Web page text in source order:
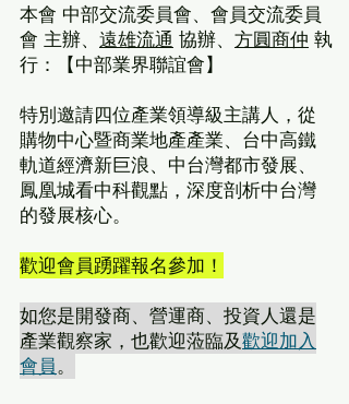
本會 中部交流委員會、會員交流委員
會 主辦、 遠雄流通 協辦、 方圓商仲 執
行：【中部業界聯誼會】
特別邀請四位產業領導級主講人，從
購物中心暨商業地產產業、台中高鐵
軌道經濟新巨浪、中台灣都市發展、
鳳凰城看中科觀點，深度剖析中台灣
的發展核心。
歡迎會員踴躍報名參加！
如您是開發商、營運商、投資人還是
產業觀察家，也歡迎蒞臨及歡迎加入
會員。